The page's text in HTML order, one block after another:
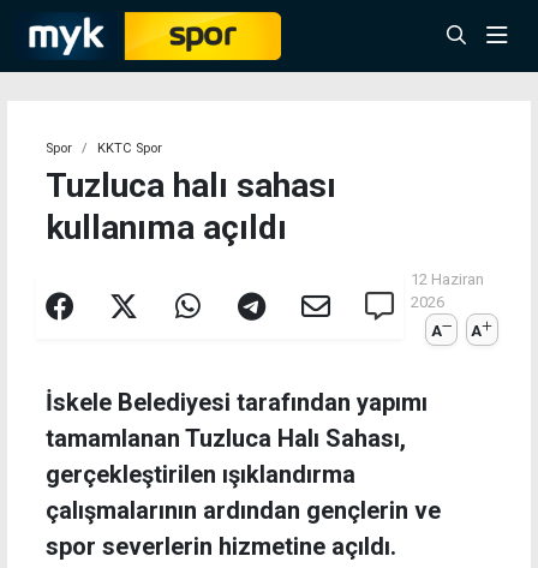
Spor KKTC Spor
Tuzluca halı sahası
kullanıma açıldı
12 Haziran
2026
A
A
İskele Belediyesi tarafından yapımı
tamamlanan Tuzluca Halı Sahası,
gerçekleştirilen ışıklandırma
çalışmalarının ardından gençlerin ve
spor severlerin hizmetine açıldı.